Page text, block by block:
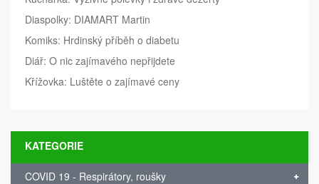
Diaspolky: DIAMART Martin
Komiks: Hrdinský příběh o diabetu
Diář: O nic zajímavého nepřijdete
Křížovka: Luštěte o zajímavé ceny
KATEGORIE
COVID 19 - Respirátory, roušky